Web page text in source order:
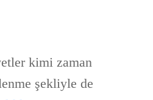
kimi zaman
şekliyle de